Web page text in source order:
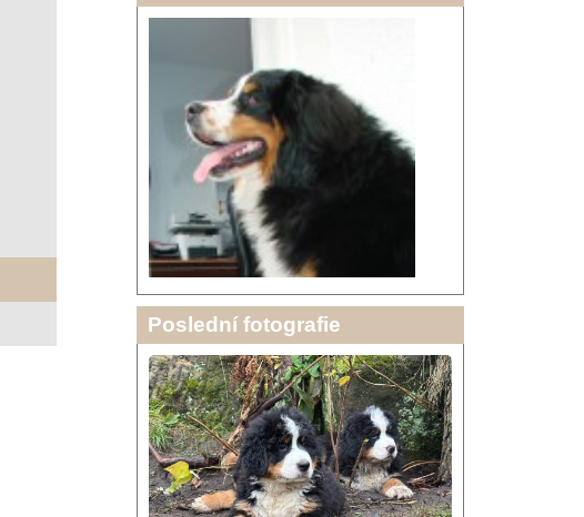
Poslední fotografie